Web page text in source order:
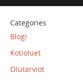
Categories
Blogi
Kotioluet
Olutarviot